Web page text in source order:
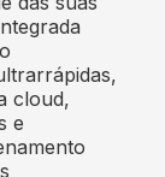
cloud,
e